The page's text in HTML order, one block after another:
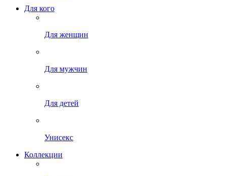
Для кого
Для женщин
Для мужчин
Для детей
Унисекс
Коллекции